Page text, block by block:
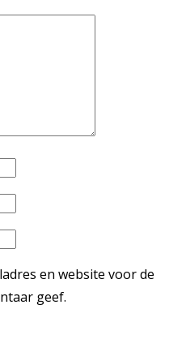
en website voor de
geef.